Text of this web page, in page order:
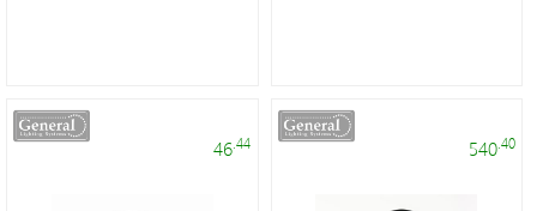
46.44 540.40